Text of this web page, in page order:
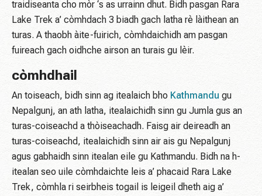
traidiseanta cho mòr ‘s as urrainn dhut. Bidh pasgan Rara
Lake Trek a’ còmhdach 3 biadh gach latha rè làithean an
turas. A thaobh àite-fuirich, còmhdaichidh am pasgan
fuireach gach oidhche airson an turais gu lèir.
còmhdhail
An toiseach, bidh sinn ag itealaich bho Kathmandu gu
Nepalgunj, an ath latha, itealaichidh sinn gu Jumla gus an
turas-coiseachd a thòiseachadh. Faisg air deireadh an
turas-coiseachd, itealaichidh sinn air ais gu Nepalgunj
agus gabhaidh sinn itealan eile gu Kathmandu. Bidh na h-
itealan seo uile còmhdaichte leis a’ phacaid Rara Lake
Trek, còmhla ri seirbheis togail is leigeil dheth aig a’